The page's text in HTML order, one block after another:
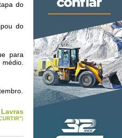
do
do
para
")